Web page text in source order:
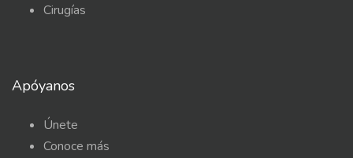
Cirugías
Apóyanos
Únete
Conoce más